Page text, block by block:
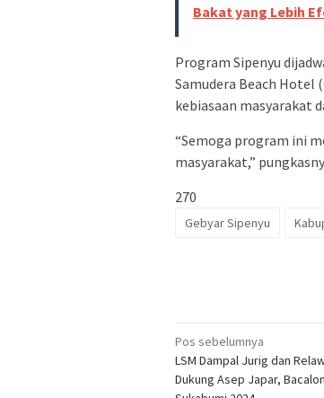
Bakat yang Lebih
Program Sipenyu
Samudera Beach Hotel
kebiasaan masyarakat
“Semoga program ini
masyarakat,”
270
Gebyar Sipenyu
Navigasi
pos
Pos sebelumnya
LSM Dampal Jurig dan
Dukung Asep Japar,